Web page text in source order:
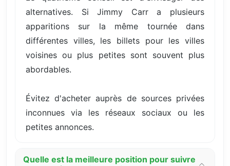
alternatives. Si Jimmy Carr a plusieurs
apparitions sur la même tournée dans
différentes villes, les billets pour les villes
voisines ou plus petites sont souvent plus
abordables.
Évitez d'acheter auprès de sources privées
inconnues via les réseaux sociaux ou les
petites annonces.
Quelle est la meilleure position pour suivre